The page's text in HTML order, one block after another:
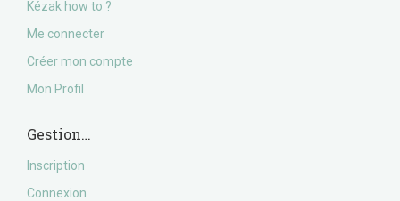
Kézak how to ?
Me connecter
Créer mon compte
Mon Profil
Gestion…
Inscription
Connexion